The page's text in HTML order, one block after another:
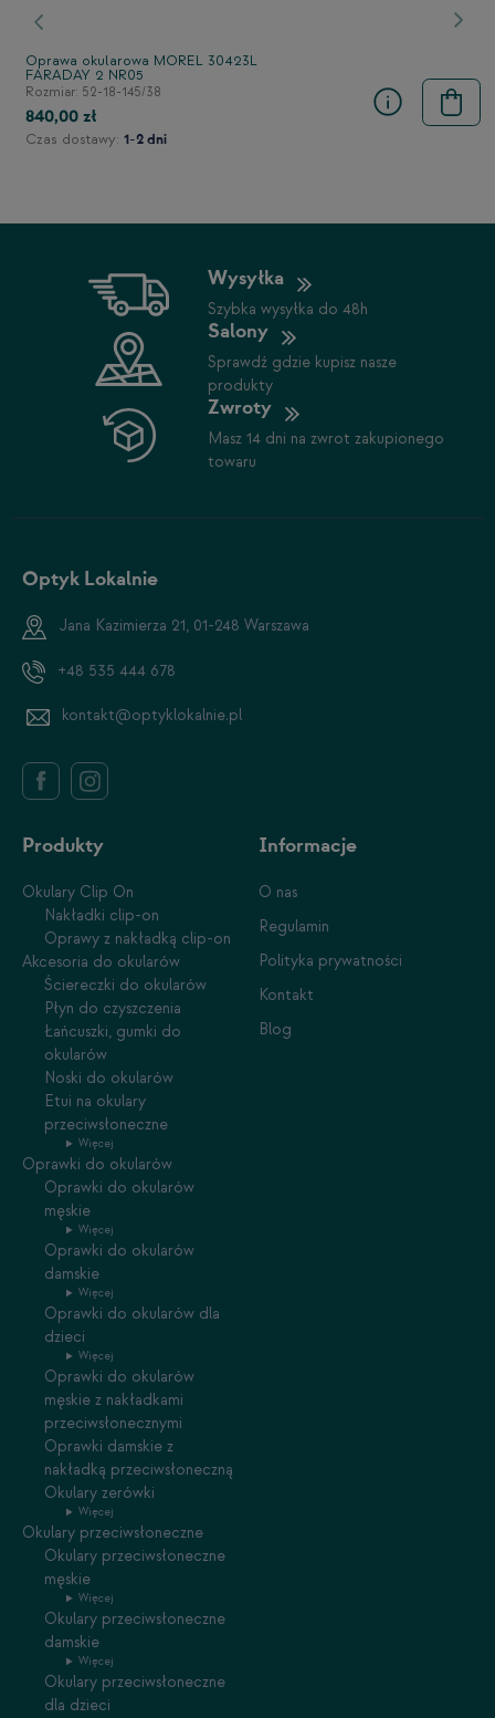
Poprzedni
Oprawa okularowa MOREL 30423L
FARADAY 2 NR05
Rozmiar: 52-18-145/38
840,00 zł
Czas dostawy: 1-2 dni
Wysyłka
Szybka wysyłka do 48h
Salony
Sprawdź gdzie kupisz nasze
produkty
Zwroty
Masz 14 dni na zwrot zakupionego
towaru
Optyk Lokalnie
Jana Kazimierza 21, 01-248 Warszawa
+48 535 444 678
kontakt@optyklokalnie.pl
Produkty
Okulary Clip On
Nakładki clip-on
Oprawy z nakładką clip-on
Akcesoria do okularów
Ściereczki do okularów
Płyn do czyszczenia
Łańcuszki, gumki do
okularów
Noski do okularów
Etui na okulary
przeciwsłoneczne
Więcej
Oprawki do okularów
Oprawki do okularów
męskie
Więcej
Oprawki do okularów
damskie
Więcej
Oprawki do okularów dla
dzieci
Więcej
Oprawki do okularów
męskie z nakładkami
przeciwsłonecznymi
Oprawki damskie z
nakładką przeciwsłoneczną
Okulary zerówki
Więcej
Okulary przeciwsłoneczne
Okulary przeciwsłoneczne
męskie
Więcej
Okulary przeciwsłoneczne
damskie
Więcej
Okulary przeciwsłoneczne
dla dzieci
Informacje
O nas
Regulamin
Polityka prywatności
Kontakt
Blog